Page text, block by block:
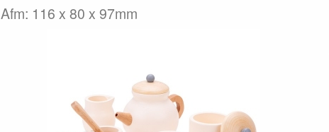
Afm: 116 x 80 x 97mm